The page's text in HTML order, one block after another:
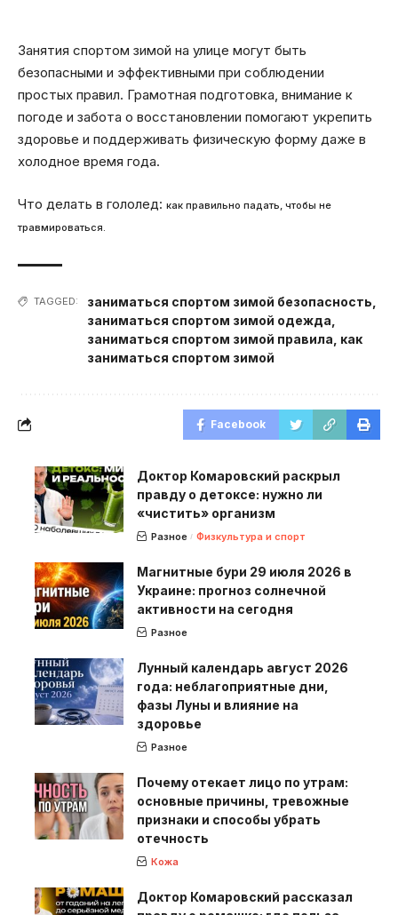
Занятия спортом зимой на улице могут быть
безопасными и эффективными при соблюдении
простых правил. Грамотная подготовка, внимание к
погоде и забота о восстановлении помогают укрепить
здоровье и поддерживать физическую форму даже в
холодное время года.
Что делать в гололед: как правильно падать, чтобы не
травмироваться.
TAGGED: заниматься спортом зимой безопасность
заниматься спортом зимой одежда
заниматься спортом зимой правила как
заниматься спортом зимой
Facebook
Доктор Комаровский раскрыл
правду о детоксе: нужно ли
«чистить» организм
Разное Физкультура и спорт
Магнитные бури 29 июля 2026 в
Украине: прогноз солнечной
активности на сегодня
Разное
Лунный календарь август 2026
года: неблагоприятные дни,
фазы Луны и влияние на
здоровье
Разное
Почему отекает лицо по утрам:
основные причины, тревожные
признаки и способы убрать
отечность
Кожа
Доктор Комаровский рассказал